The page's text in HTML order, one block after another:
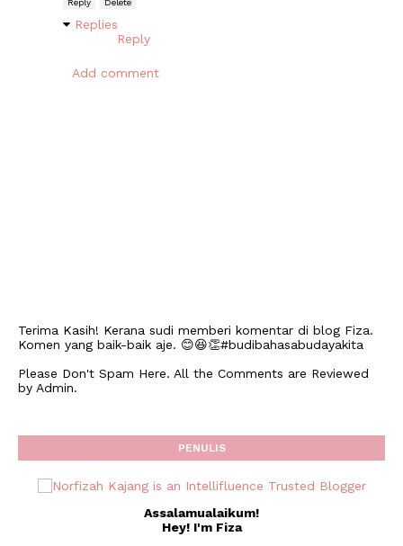
Reply Delete
Replies
Reply
Add comment
Terima Kasih! Kerana sudi memberi komentar di blog Fiza.
Komen yang baik-baik aje. 😊😆👏#budibahasabudayakita
Please Don't Spam Here. All the Comments are Reviewed
by Admin.
PENULIS
Assalamualaikum!
Hey! I'm Fiza